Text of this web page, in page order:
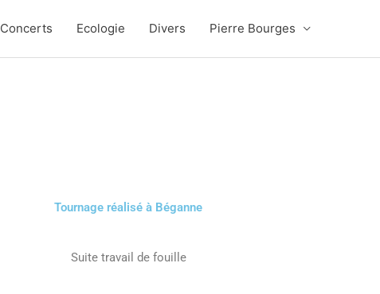
Concerts Ecologie Divers Pierre Bourges
Tournage réalisé à Béganne
Suite travail de fouille